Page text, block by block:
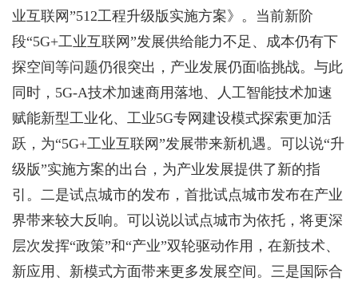
业互联网”512工程升级版实施方案》。当前新阶
段“5G+工业互联网”发展供给能力不足、成本仍有下
探空间等问题仍很突出，产业发展仍面临挑战。与此
同时，5G-A技术加速商用落地、人工智能技术加速
赋能新型工业化、工业5G专网建设模式探索更加活
跃，为“5G+工业互联网”发展带来新机遇。可以说“升
级版”实施方案的出台，为产业发展提供了新的指
引。二是试点城市的发布，首批试点城市发布在产业
界带来较大反响。可以说以试点城市为依托，将更深
层次发挥“政策”和“产业”双轮驱动作用，在新技术、
新应用、新模式方面带来更多发展空间。三是国际合